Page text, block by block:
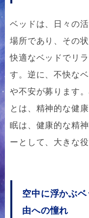
ベッドは、日々の
場所であり、その
快適なベッドでリ
す。逆に、不快な
や不安が募ります
とは、精神的な健
眠は、健康的な精
ーとして、大きな
空中に浮かぶ
由への憧れ